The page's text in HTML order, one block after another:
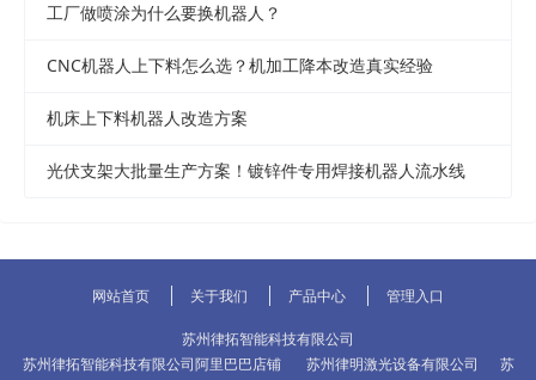
工厂做喷涂为什么要换机器人？
CNC机器人上下料怎么选？机加工降本改造真实经验
机床上下料机器人改造方案
光伏支架大批量生产方案！镀锌件专用焊接机器人流水线
网站首页 关于我们 产品中心 管理入口
苏州律拓智能科技有限公司
苏州律拓智能科技有限公司阿里巴巴店铺
苏州律明激光设备有限公司
苏